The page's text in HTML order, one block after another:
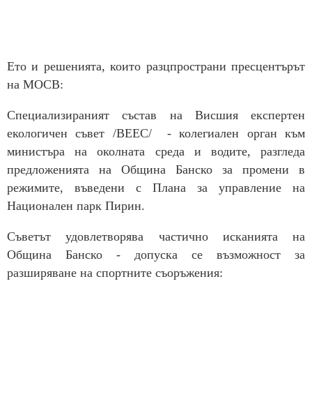
Ето и решенията, които разцпространи пресцентърът
на МОСВ:
Специализираният състав на Висшия експертен
екологичен съвет /ВЕЕС/ - колегиален орган към
министъра на околната среда и водите, разгледа
предложенията на Община Банско за промени в
режимите, въведени с Плана за управление на
Национален парк Пирин.
Съветът удовлетворява частично исканията на
Община Банско - допуска се възможност за
разширяване на спортните съоръжения: